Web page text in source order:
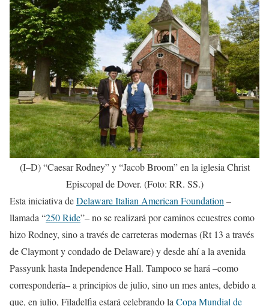
(I–D) “Caesar Rodney” y “Jacob Broom” en la iglesia Christ
Episcopal de Dover. (Foto: RR. SS.)
Esta iniciativa deDelaware Italian American Foundation –
llamada “250 Ride”– no se realizará por caminos ecuestres como
hizo Rodney, sino a través de carreteras modernas (Rt 13 a través
de Claymont y condado de Delaware) y desde ahí a la avenida
Passyunk hasta Independence Hall. Tampoco se hará –como
correspondería– a principios de julio, sino un mes antes, debido a
que, en julio, Filadelfia estará celebrando la Copa Mundial de